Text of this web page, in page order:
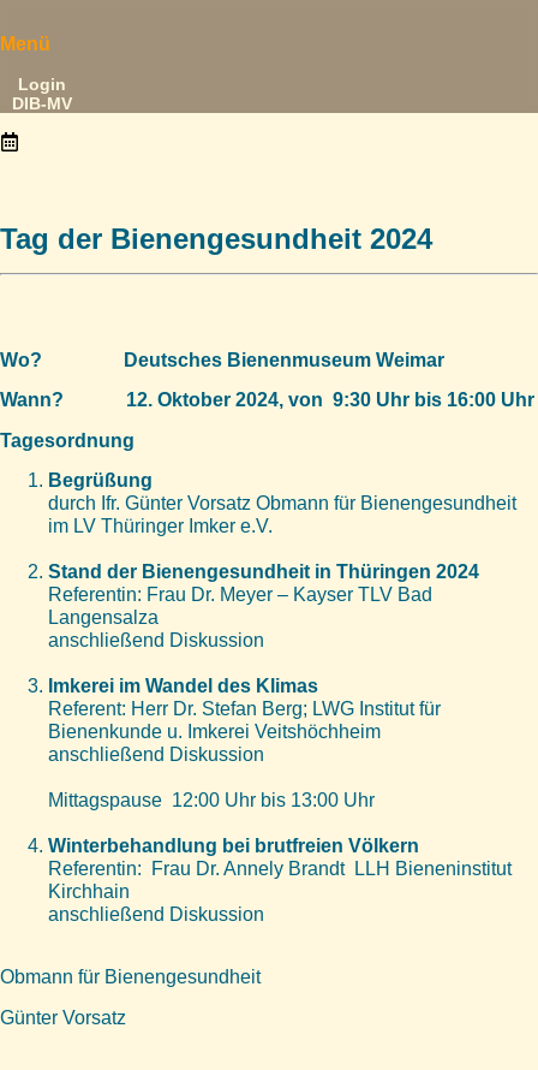
Menü
Login
DIB-MV
Tag der Bienengesundheit 2024
Wo? Deutsches Bienenmuseum Weimar
Wann? 12. Oktober 2024, von 9:30 Uhr bis 16:00 Uhr
Tagesordnung
Begrüßung
durch Ifr. Günter Vorsatz Obmann für Bienengesundheit
im LV Thüringer Imker e.V.
Stand der Bienengesundheit in Thüringen 2024
Referentin: Frau Dr. Meyer – Kayser TLV Bad
Langensalza
anschließend Diskussion
Imkerei im Wandel des Klimas
Referent: Herr Dr. Stefan Berg; LWG Institut für
Bienenkunde u. Imkerei Veitshöchheim
anschließend Diskussion
Mittagspause 12:00 Uhr bis 13:00 Uhr
Winterbehandlung bei brutfreien Völkern
Referentin: Frau Dr. Annely Brandt LLH Bieneninstitut
Kirchhain
anschließend Diskussion
Obmann für Bienengesundheit
Günter Vorsatz